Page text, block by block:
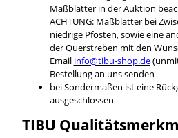
Maßblätter in der Auktion
ACHTUNG: Maßblätter bei
niedrige Pfosten, sowie eine
der Querstreben mit den
Email info@tibu-shop.de
Bestellung an uns senden
bei Sondermaßen ist eine
ausgeschlossen
TIBU